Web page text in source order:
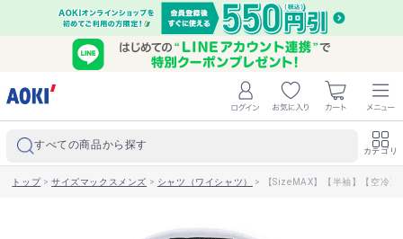
すべての商品から探す カテゴリ
トップ>サイズマックスメンズ > シャツ（ワイシャツ） > 【SizeMAX】【半袖】【空冷